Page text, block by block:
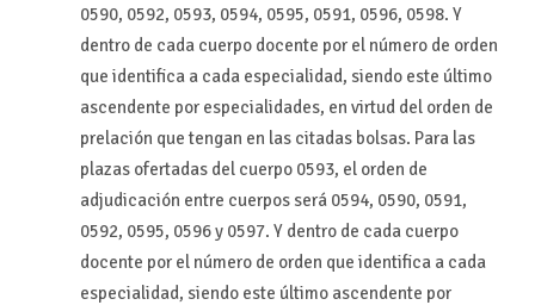
0590, 0592, 0593, 0594, 0595, 0591, 0596, 0598. Y
dentro de cada cuerpo docente por el número de orden
que identifica a cada especialidad, siendo este último
ascendente por especialidades, en virtud del orden de
prelación que tengan en las citadas bolsas. Para las
plazas ofertadas del cuerpo 0593, el orden de
adjudicación entre cuerpos será 0594, 0590, 0591,
0592, 0595, 0596 y 0597. Y dentro de cada cuerpo
docente por el número de orden que identifica a cada
especialidad, siendo este último ascendente por